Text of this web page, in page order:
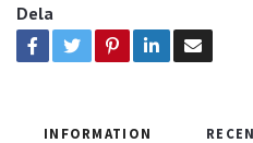
Dela
INFORMATION